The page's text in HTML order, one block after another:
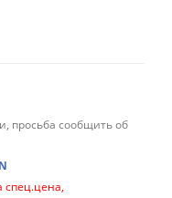
просьба сообщить об
спец.цена,